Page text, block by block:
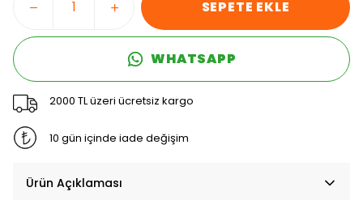
SEPETE EKLE
WHATSAPP
2000 TL üzeri ücretsiz kargo
10 gün içinde iade değişim
Ürün Açıklaması